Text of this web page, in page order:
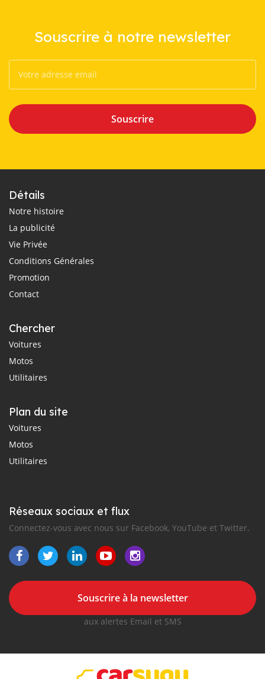
Souscrire à notre newsletter
Souscrire
Détails
Notre histoire
La publicité
Vie Privée
Conditions Générales
Promotion
Contact
Chercher
Voitures
Motos
Utilitaires
Plan du site
Voitures
Motos
Utilitaires
Réseaux sociaux et flux
Connectez-vous avec nous sur Facebook, YouTube et Twitter.
Souscrire à la newsletter
aux alertes Email et SMS